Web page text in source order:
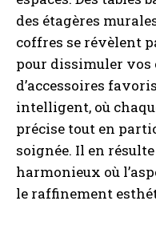
des étagères
coffres se révèlent
pour dissimuler vos
d’accessoires
intelligent, où
précise tout en
soignée. Il en
harmonieux où
le raffinement